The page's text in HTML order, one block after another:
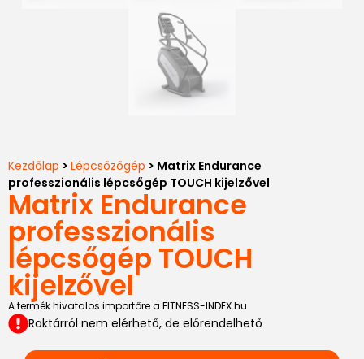
Kezdőlap > Lépcsőzőgép > Matrix Endurance
professzionális lépcsőgép TOUCH kijelzővel
Matrix Endurance
professzionális
lépcsőgép TOUCH
kijelzővel
A termék hivatalos importőre a FITNESS-INDEX.hu
Raktárról nem elérhető, de előrendelhető